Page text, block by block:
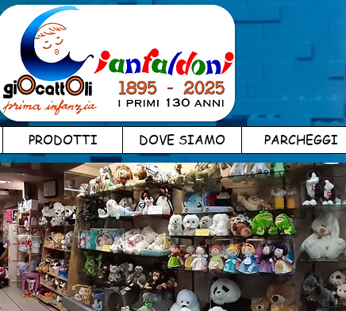
PRODOTTI DOVE SIAMO PARCHEGGI